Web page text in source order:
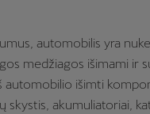
automobilis yra
medžiagos išimami ir
automobilio išimti
skystis, akumuliatoriai,